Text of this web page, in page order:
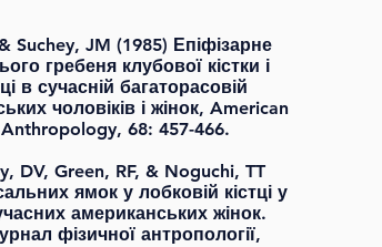
Suchey, JM (1985) Епіфізарне
гребеня клубової кістки і
в сучасній багаторасовій
чоловіків і жінок, American
68: 457-466.
DV, Green, RF, & Noguchi, TT
ямок у лобковій кістці у
американських жінок.
фізичної антропології,